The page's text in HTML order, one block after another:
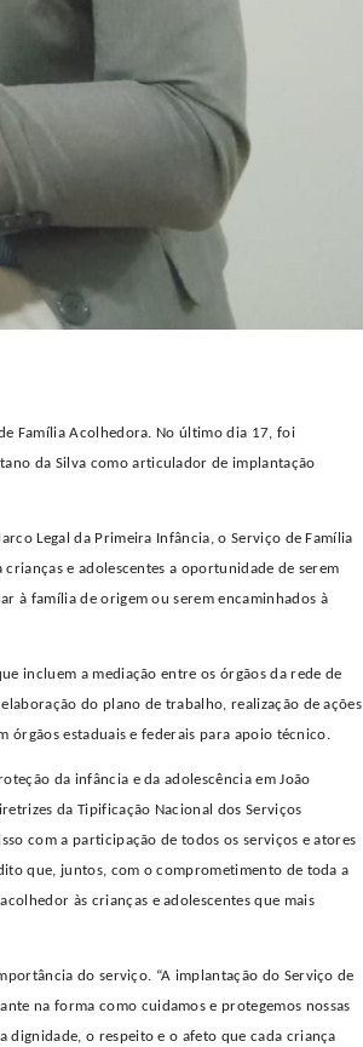
Família Acolhedora. No último dia 17, foi
da Silva comoarticulador deimplantação
Legal da Primeira Infância, o Serviço de Família
e adolescentes a oportunidade de serem
à família de origem ou serem encaminhados à
incluem a mediação entre os órgãos da rede de
do plano de trabalho, realização de ações
órgãos estaduais e federais para apoio técnico.
da infância e da adolescênciaem João
da Tipificação Nacional dos Serviços
com a participação de todos os serviços e atores
que, juntos, com o comprometimento de toda a
às crianças e adolescentes que mais
do serviço. “A implantação do Serviço de
na forma como cuidamos e protegemos nossas
dignidade, o respeito e o afeto que cada criança